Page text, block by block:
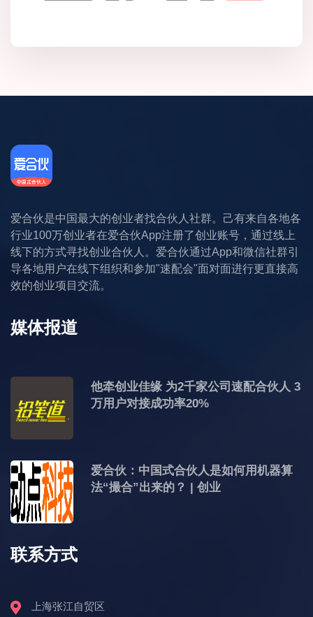
爱合伙是中国最大的创业者找合伙人社群。己有来自各地各
行业100万创业者在爱合伙App注册了创业账号，通过线上
线下的方式寻找创业合伙人。爱合伙通过App和微信社群引
导各地用户在线下组织和参加"速配会"面对面进行更直接高
效的创业项目交流。
媒体报道
他牵创业佳缘 为2千家公司速配合伙人 3
万用户对接成功率20%
爱合伙：中国式合伙人是如何用机器算
法“撮合”出来的？ | 创业
联系方式
上海张江自贸区